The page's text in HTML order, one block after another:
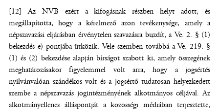
[12] Az NVB ezért a kifogásnak részben helyt adott, és
megállapította, hogy a kérelmező azon tevékenysége, amely a
népszavazási eljárásban érvénytelen szavazásra buzdít, a Ve. 2. § (1)
bekezdés e) pontjába ütközik. Vele szemben továbbá a Ve. 219. §
(1) és (2) bekezdése alapján bírságot szabott ki, amely összegének
meghatározásakor figyelemmel volt arra, hogy a jogsértés
nyilvánvalóan szándékos volt és a jogsértő tudatosan helyezkedett
szembe a népszavazás jogintézményének alkotmányos céljával. Az
alkotmányellenes álláspontját a közösségi médiában terjesztette,